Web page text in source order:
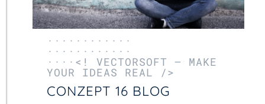
············
············
····<! VECTORSOFT – MAKE
YOUR IDEAS REAL />
CONZEPT 16 BLOG